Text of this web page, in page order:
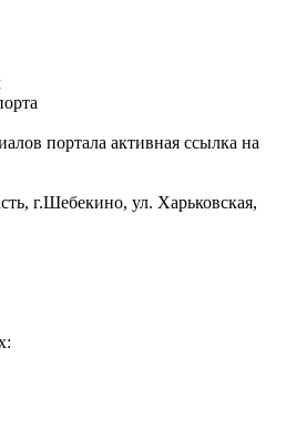
портала активная ссылка на
г.Шебекино, ул. Харьковская,